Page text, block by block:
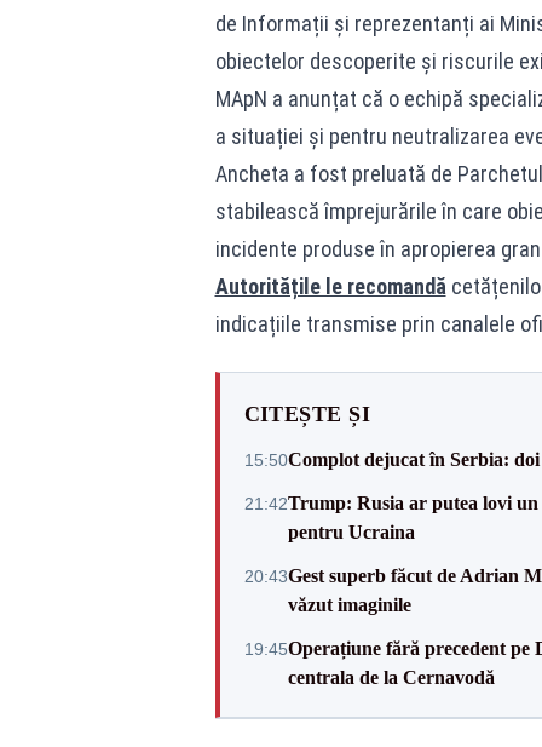
de Informații și reprezentanți ai
obiectelor descoperite și riscurile
MApN a anunțat că o echipă
a situației și pentru neutralizarea
Ancheta a fost preluată de
stabilească împrejurările în care
incidente produse în apropierea
Autoritățile le recomandă
indicațiile transmise prin canalele
CITEȘTE ȘI
15:50Complot dejucat în Serbia:
21:42Trump: Rusia ar putea lovi un
pentru Ucraina
20:43Gest superb făcut de Adrian
văzut imaginile
19:45Operațiune fără precedent pe
centrala de la Cernavodă